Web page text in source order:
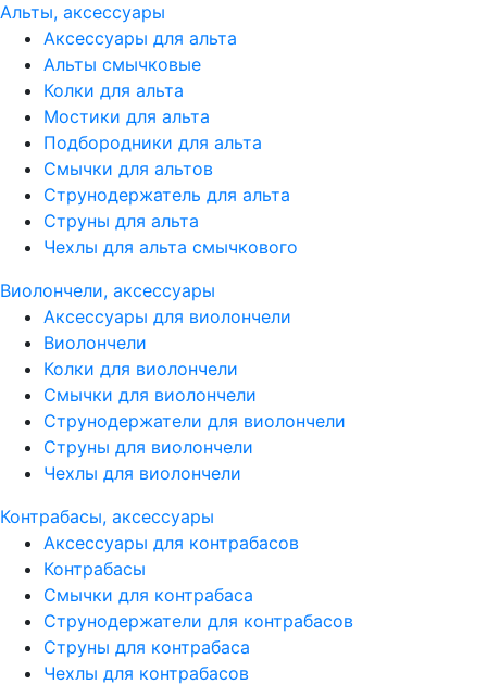
Альты, аксессуары
Аксессуары для альта
Альты смычковые
Колки для альта
Мостики для альта
Подбородники для альта
Смычки для альтов
Струнодержатель для альта
Струны для альта
Чехлы для альта смычкового
Виолончели, аксессуары
Аксессуары для виолончели
Виолончели
Колки для виолончели
Смычки для виолончели
Струнодержатели для виолончели
Струны для виолончели
Чехлы для виолончели
Контрабасы, аксессуары
Аксессуары для контрабасов
Контрабасы
Смычки для контрабаса
Струнодержатели для контрабасов
Струны для контрабаса
Чехлы для контрабасов